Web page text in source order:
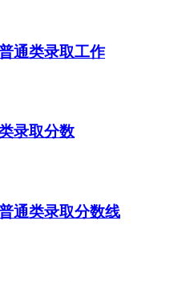
通类录取工作
录取分数
通类录取分数线